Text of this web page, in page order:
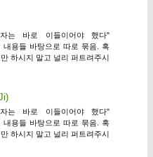
는 바로 이들이어야 했다"
용들 바탕으로 따로 묶음. 혹
하시지 말고 널리 퍼트려주시
는 바로 이들이어야 했다"
용들 바탕으로 따로 묶음. 혹
하시지 말고 널리 퍼트려주시